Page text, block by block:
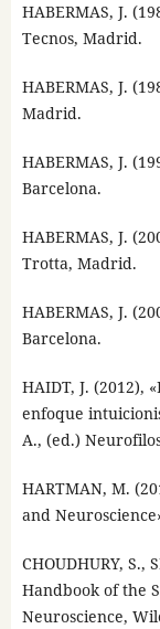
HABERMAS, J.
Tecnos, Madrid.
HABERMAS, J.
Madrid.
HABERMAS, J.
Barcelona.
HABERMAS, J.
Trotta, Madrid.
HABERMAS, J.
Barcelona.
HAIDT, J. (2012),
enfoque
A., (ed.)
HARTMAN, M.
and
CHOUDHURY, S.,
Handbook of the
Neuroscience,